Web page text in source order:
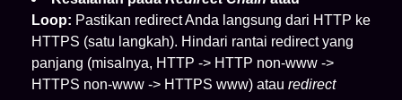
Loop: Pastikan redirect Anda langsung dari HTTP ke
HTTPS (satu langkah). Hindari rantai redirect yang
panjang (misalnya, HTTP -> HTTP non-www ->
HTTPS non-www -> HTTPS www) atau redirect